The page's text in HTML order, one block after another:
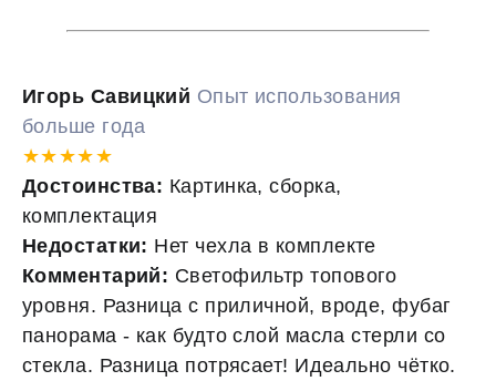
Игорь Савицкий Опыт использования
больше года
★★★★★
Достоинства: Картинка, сборка,
комплектация
Недостатки: Нет чехла в комплекте
Комментарий: Светофильтр топового
уровня. Разница с приличной, вроде, фубаг
панорама - как будто слой масла стерли со
стекла. Разница потрясает! Идеально чётко.